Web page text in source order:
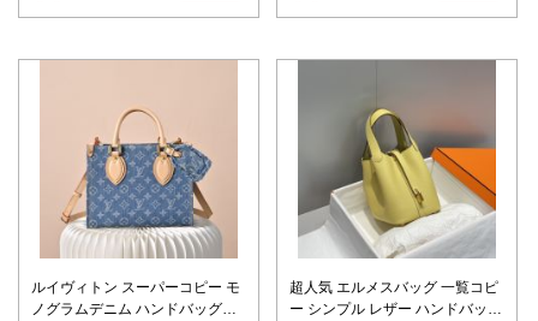
ルイヴィトン スーパーコピー モ
ノグラムデニム ハンドバッグ
超人気 エルメスバッグ 一覧コピ
ー シンプル レザー ハンドバッグ